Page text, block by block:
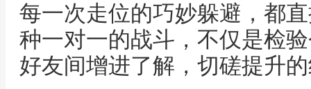
每一次走位的巧妙躲避，都
种一对一的战斗，不仅是检
好友间增进了解，切磋提升